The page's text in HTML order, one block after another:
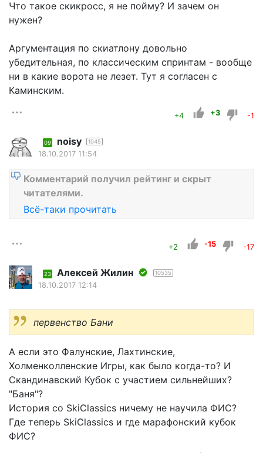
Что такое скикросс, я не пойму? И зачем он
нужен?
Аргументация по скиатлону довольно
убедительная, по классическим спринтам - вообще
ни в какие ворота не лезет. Тут я согласен с
Каминским.
+4 +3 -1
09 noisy 1045
18.10.2017 11:54
Комментарий получил рейтинг и скрыт
читателями.
Всё-таки прочитать
+2 -15 -17
23 Алексей Жилин 10535
18.10.2017 12:14
первенство Бани
А если это Фалунские, Лахтинские,
Холменколленские Игры, как было когда-то? И
Скандинавский Кубок с участием сильнейших?
"Баня"?
История со SkiClassics ничему не научила ФИС?
Где теперь SkiClassics и где марафонский кубок
ФИС?